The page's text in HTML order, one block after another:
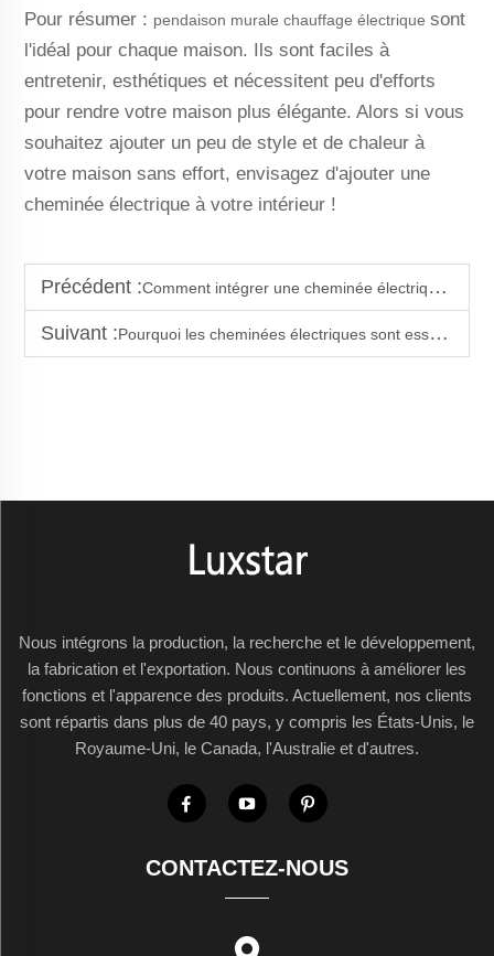
Pour résumer : pendaison murale chauffage électrique sont
l'idéal pour chaque maison. Ils sont faciles à
entretenir, esthétiques et nécessitent peu d'efforts
pour rendre votre maison plus élégante. Alors si vous
souhaitez ajouter un peu de style et de chaleur à
votre maison sans effort, envisagez d'ajouter une
cheminée électrique à votre intérieur !
Précédent :Comment intégrer une cheminée électrique avec rangements intégrés dans la décoration de votre maison
Suivant :Pourquoi les cheminées électriques sont essentielles pour des espaces de vie chaleureux
Nous intégrons la production, la recherche et le développement,
la fabrication et l'exportation. Nous continuons à améliorer les
fonctions et l'apparence des produits. Actuellement, nos clients
sont répartis dans plus de 40 pays, y compris les États-Unis, le
Royaume-Uni, le Canada, l'Australie et d'autres.
CONTACTEZ-NOUS